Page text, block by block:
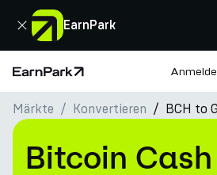
EarnPark
Schließen
Startseite
Produkte
Märkte
Märkte Konvertieren BCH to
Bitcoin